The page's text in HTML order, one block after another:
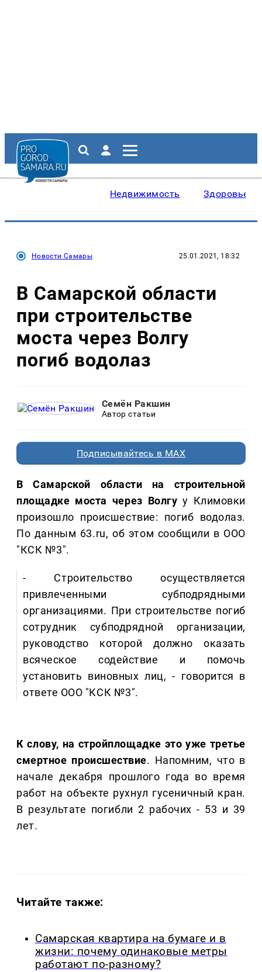
Недвижимость Здоровье
Новости Самары 25.01.2021, 18:32
В Самарской области
при строительстве
моста через Волгу
погиб водолаз
Семён Ракшин
Автор статьи
Подписывайтесь в MAX
В Самарской области на строительной
площадке моста через Волгу у Климовки
произошло происшествие: погиб водолаз.
По данным 63.ru, об этом сообщили в ООО
"КСК №3".
- Строительство осуществляется
привлеченными субподрядными
организациями. При строительстве погиб
сотрудник субподрядной организации,
руководство которой должно оказать
всяческое содействие и помочь
установить виновных лиц, - говорится в
ответе ООО "КСК №3".
К слову, на стройплощадке это уже третье
смертное происшествие. Напомним, что в
начале декабря прошлого года во время
работ на объекте рухнул гусеничный кран.
В результате погибли 2 рабочих - 53 и 39
лет.
Читайте также:
Самарская квартира на бумаге и в
жизни: почему одинаковые метры
работают по-разному?